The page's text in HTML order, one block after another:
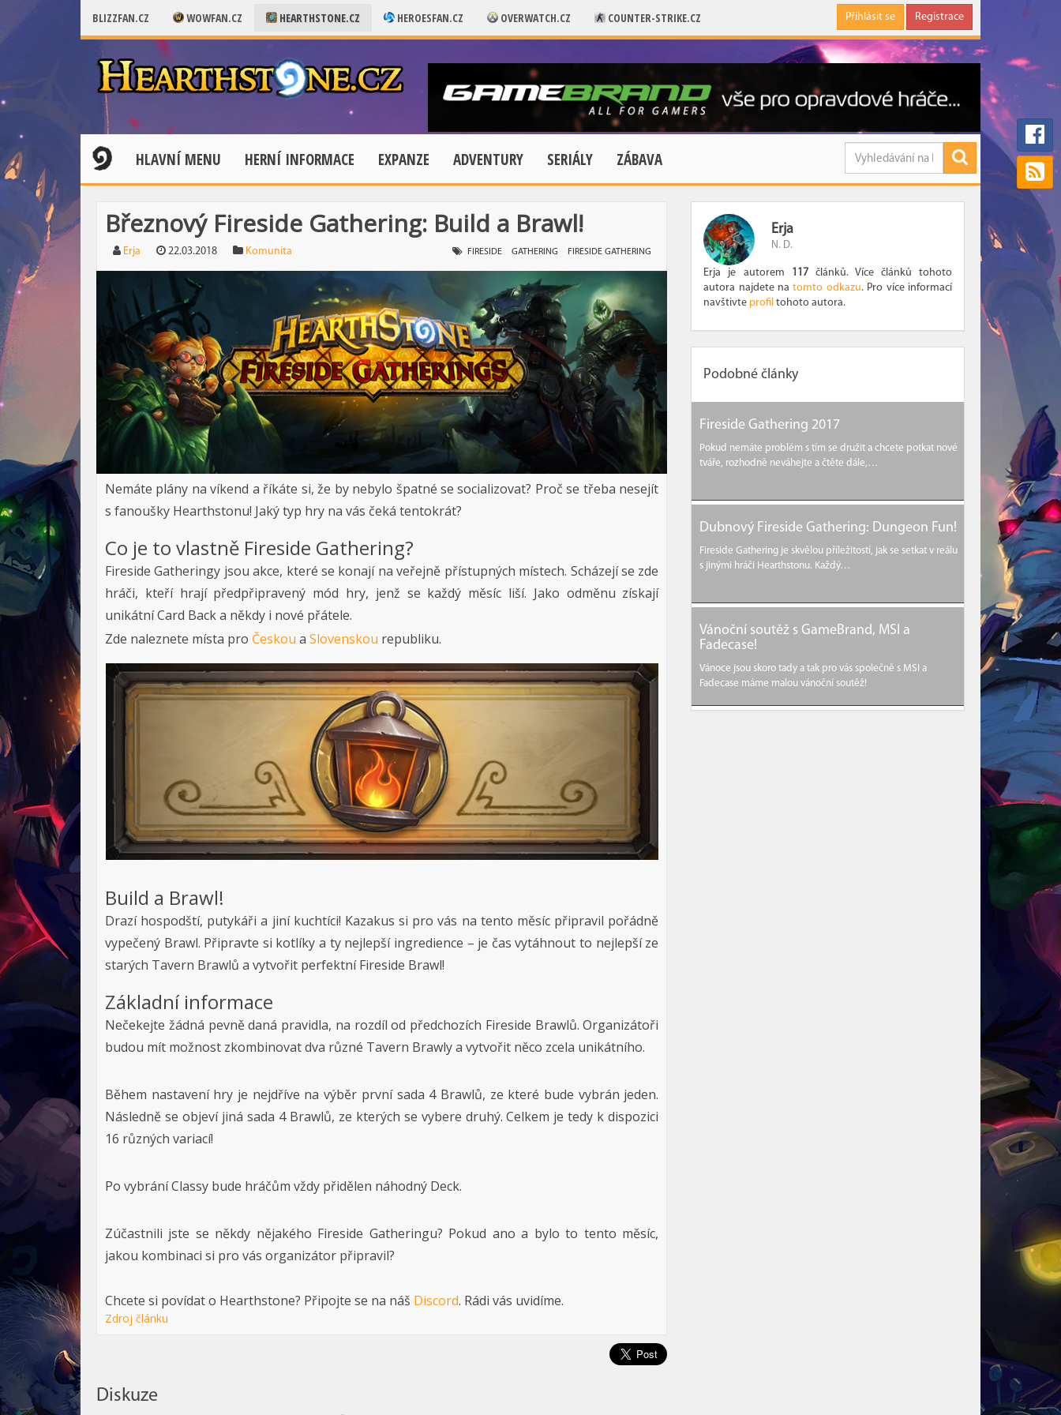
BLIZZFAN.CZ WOWFAN.CZ HEARTHSTONE.CZ HEROESFAN.CZ OVERWATCH.CZ COUNTER-STRIKE.CZ Přihlásit se Registrace
HLAVNÍ MENU HERNÍ INFORMACE EXPANZE ADVENTURY SERIÁLY ZÁBAVA
Březnový Fireside Gathering: Build a Brawl!
Erja 22.03.2018 Komunita FIRESIDE GATHERING FIRESIDE GATHERING
Nemáte plány na víkend a říkáte si, že by nebylo špatné se socializovat? Proč se třeba nesejít
s fanoušky Hearthstonu! Jaký typ hry na vás čeká tentokrát?
Co je to vlastně Fireside Gathering?
Fireside Gatheringy jsou akce, které se konají na veřejně přístupných místech. Scházejí se zde
hráči, kteří hrají předpřipravený mód hry, jenž se každý měsíc liší. Jako odměnu získají
unikátní Card Back a někdy i nové přátele.
Zde naleznete místa pro Českou a Slovenskou republiku.
Build a Brawl!
Drazí hospodští, putykáři a jiní kuchtíci! Kazakus si pro vás na tento měsíc připravil pořádně
vypečený Brawl. Připravte si kotlíky a ty nejlepší ingredience – je čas vytáhnout to nejlepší ze
starých Tavern Brawlů a vytvořit perfektní Fireside Brawl!
Základní informace
Nečekejte žádná pevně daná pravidla, na rozdíl od předchozích Fireside Brawlů. Organizátoři
budou mít možnost zkombinovat dva různé Tavern Brawly a vytvořit něco zcela unikátního.
Během nastavení hry je nejdříve na výběr první sada 4 Brawlů, ze které bude vybrán jeden.
Následně se objeví jiná sada 4 Brawlů, ze kterých se vybere druhý. Celkem je tedy k dispozici
16 různých variací!
Po vybrání Classy bude hráčům vždy přidělen náhodný Deck.
Zúčastnili jste se někdy nějakého Fireside Gatheringu? Pokud ano a bylo to tento měsíc,
jakou kombinaci si pro vás organizátor připravil?
Chcete si povídat o Hearthstone? Připojte se na náš Discord. Rádi vás uvidíme.
Zdroj článku
Erja
N. D.
Erja je autorem 117článků. Více článků tohoto
autora najdete natomto odkazu. Pro více informací
navštivte profil tohoto autora.
Podobné články
Fireside Gathering 2017
Pokud nemáte problém s tím se družit a chcete potkat nové
tváře, rozhodně neváhejte a čtěte dále,…
Dubnový Fireside Gathering: Dungeon Fun!
Fireside Gathering je skvělou příležitostí, jak se setkat v reálu
s jinými hráči Hearthstonu. Každý…
Vánoční soutěž s GameBrand, MSI a
Fadecase!
Vánoce jsou skoro tady a tak pro vás společně s MSI a
Fadecase máme malou vánoční soutěž!
Diskuze